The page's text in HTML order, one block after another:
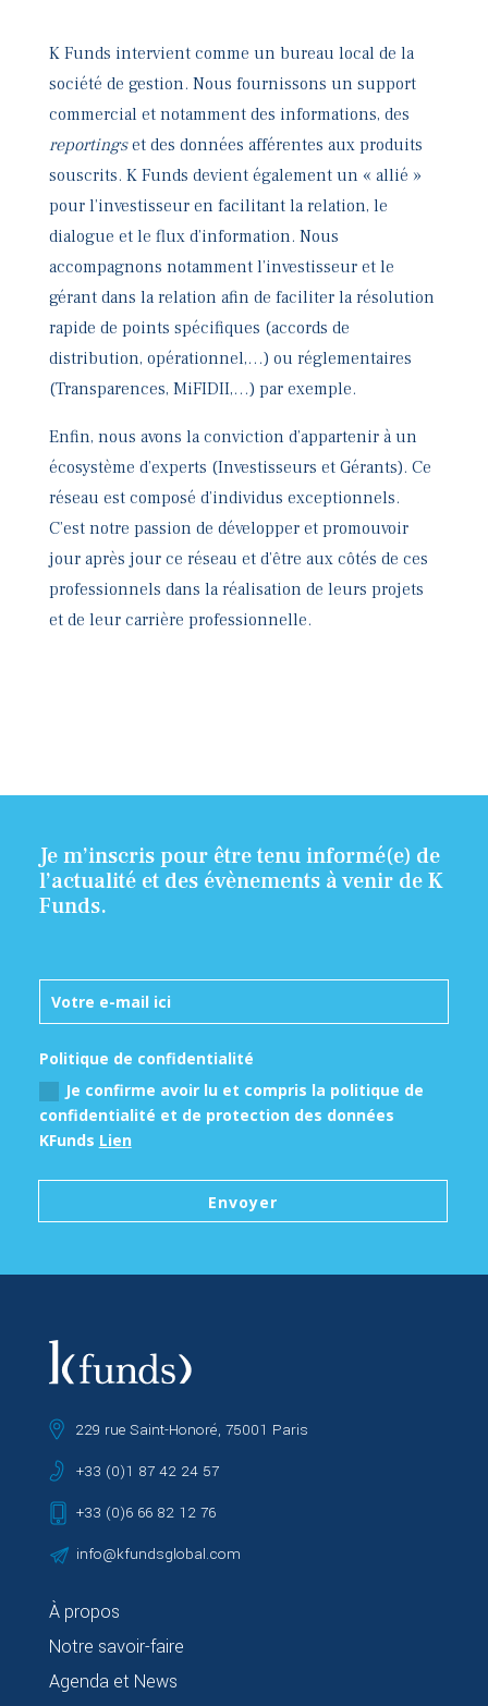
K Funds intervient comme un bureau local de la
société de gestion. Nous fournissons un support
commercial et notamment des informations, des
reportingset des données afférentes aux produits
souscrits. K Funds devient également un « allié »
pour l’investisseur en facilitant la relation, le
dialogue et le flux d’information. Nous
accompagnons notamment l’investisseur et le
gérant dans la relation afin de faciliter la résolution
rapide de points spécifiques (accords de
distribution, opérationnel,…) ou réglementaires
(Transparences, MiFIDII,…) par exemple.
Enfin, nous avons la conviction d’appartenir à un
écosystème d’experts (Investisseurs et Gérants). Ce
réseau est composé d’individus exceptionnels.
C’est notre passion de développer et promouvoir
jour après jour ce réseau et d’être aux côtés de ces
professionnels dans la réalisation de leurs projets
et de leur carrière professionnelle.
Je m’inscris pour être tenu informé(e) de
l’actualité et des évènements à venir de K
Funds.
Politique de confidentialité
Je confirme avoir lu et compris la politique de
confidentialité et de protection des données
KFunds Lien
Envoyer
229 rue Saint-Honoré, 75001 Paris
+33 (0)1 87 42 24 57
+33 (0)6 66 82 12 76
info@kfundsglobal.com
À propos
Notre savoir-faire
Agenda et News